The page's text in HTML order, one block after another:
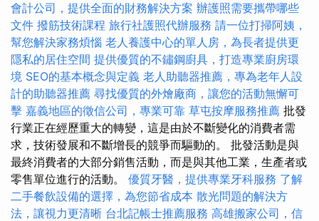
會計公司，提供全面的財務解決方案 辦護照需要攜帶哪些
文件 撥筋技術課程 旅行社護照代辦服務 請一位打掃阿姨，
幫您解決家務煩惱 老人養護中心的單人房，為長者提供更
隱私的居住空間 提供優質的不鏽鋼廚具，打造專業廚房環
境 SEO的基本概念與定義 老人助聽器推薦，專為老年人設
計的助聽器推薦 尋找優質的外燴廠商，讓您的活動無懈可
擊 嘉義地區的徵信公司，專業可靠 草屯按摩服務推薦 批發
行業正在經歷重大的轉變，這是由於不斷變化的消費者需
求，技術發展和不斷增長的競爭而驅動的。 批發活動是與
最終消費者的大部分銷售活動，而是與其他工業，生產者或
零售單位進行的活動。 優質牙醫，提供專業牙科服務 了解
二手餐飲設備的選擇，為您節省成本 散光問題的解決方
法，讓視力更清晰 台北記帳士推薦服務 高雄搬家公司，信